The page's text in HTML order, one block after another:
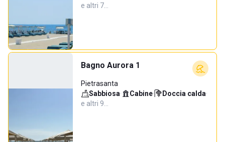
e altri 7…
Bagno Aurora 1
Pietrasanta
Sabbiosa· Cabine· Doccia calda·
e altri 9…